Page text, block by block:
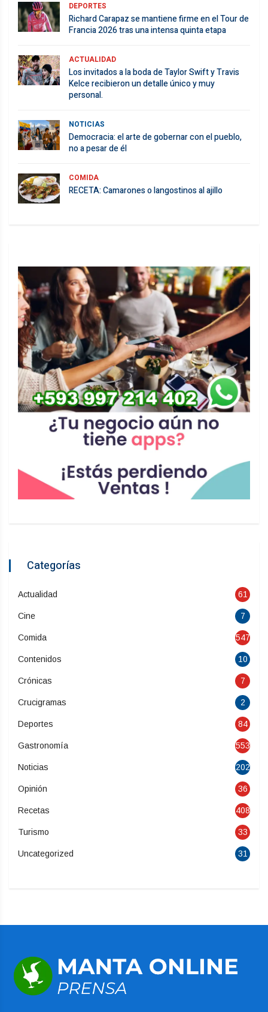
DEPORTES
Richard Carapaz se mantiene firme en el Tour de
Francia 2026 tras una intensa quinta etapa
ACTUALIDAD
Los invitados a la boda de Taylor Swift y Travis
Kelce recibieron un detalle único y muy
personal.
NOTICIAS
Democracia: el arte de gobernar con el pueblo,
no a pesar de él
COMIDA
RECETA: Camarones o langostinos al ajillo
Categorías
Actualidad 61
Cine 7
Comida 547
Contenidos 10
Crónicas 7
Crucigramas 2
Deportes 84
Gastronomía 553
Noticias 202
Opinión 36
Recetas 408
Turismo 33
Uncategorized 31